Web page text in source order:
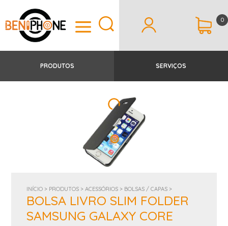
0
PRODUTOS SERVIÇOS
INÍCIO > PRODUTOS >ACESSÓRIOS > BOLSAS / CAPAS >
BOLSA LIVRO SLIM FOLDER
SAMSUNG GALAXY CORE